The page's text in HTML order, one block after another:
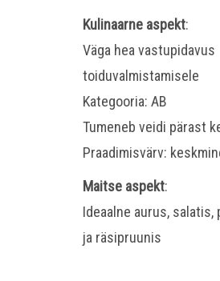
Kulinaarne aspekt:
Väga hea vastupidavus
toiduvalmistamisele
Kategooria: AB
Tumeneb veidi pärast
Praadimisvärv:
Maitse aspekt:
Ideaalne aurus,
ja räsipruunis